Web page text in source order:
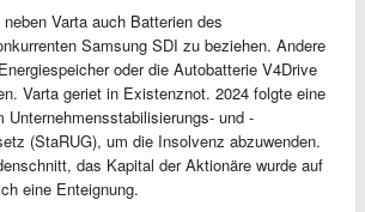
Varta auch Batterien des
Samsung SDI zu beziehen. Andere
oder die Autobatterie V4Drive
Varta geriet in Existenznot. 2024 folgte eine
Unternehmensstabilisierungs- und -
(StaRUG), um die Insolvenz abzuwenden.
das Kapital der Aktionäre wurde auf
eine Enteignung.